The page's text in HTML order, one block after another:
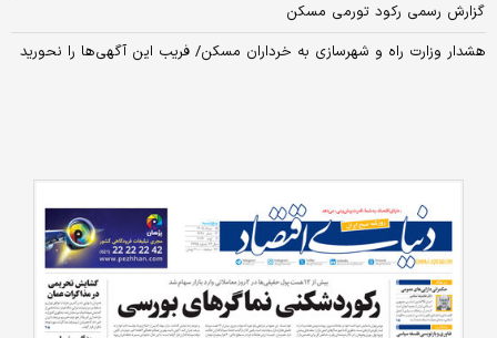
گزارش رسمی رکود تورمی مسکن
هشدار وزارت راه و شهرسازی به خرداران مسکن/ فریب این آگهی‌ها را نحورید